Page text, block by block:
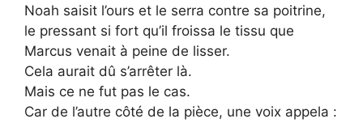
Noah saisit l’ours et le serra contre sa poitrine,
le pressant si fort qu’il froissa le tissu que
Marcus venait à peine de lisser.
Cela aurait dû s’arrêter là.
Mais ce ne fut pas le cas.
Car de l’autre côté de la pièce, une voix appela :